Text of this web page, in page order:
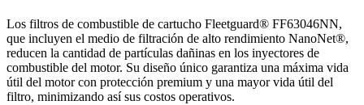
Los filtros de combustible de cartucho Fleetguard® FF63046NN,
que incluyen el medio de filtración de alto rendimiento NanoNet®,
reducen la cantidad de partículas dañinas en los inyectores de
combustible del motor. Su diseño único garantiza una máxima vida
útil del motor con protección premium y una mayor vida útil del
filtro, minimizando así sus costos operativos.